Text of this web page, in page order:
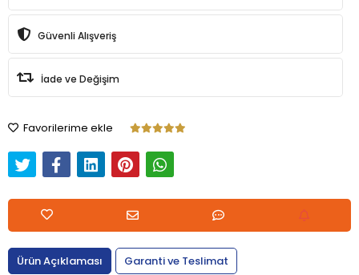
Güvenli Alışveriş
İade ve Değişim
Favorilerime ekle
Ürün Açıklaması
Garanti ve Teslimat